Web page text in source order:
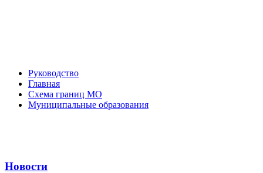
Руководство
Главная
Схема границ МО
Муниципальные образования
Новости